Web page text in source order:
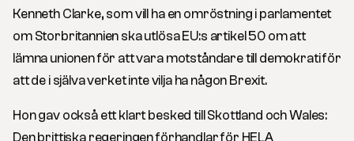
Kenneth Clarke, som vill ha en omröstning i parlamentet
om Storbritannien ska utlösa EU:s artikel 50 om att
lämna unionen för att vara motståndare till demokrati för
att de i själva verket inte vilja ha någon Brexit.
Hon gav också ett klart besked till Skottland och Wales:
Den brittiska regeringen förhandlar för HELA